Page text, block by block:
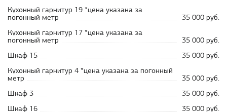
Кухонный гарнитур 19 *цена указана за
погонный метр
35 000 руб.
Кухонный гарнитур 17 *цена указана за
погонный метр
35 000 руб.
Шкаф 15
35 000 руб.
Кухонный гарнитур 4 *цена указана за погонный
метр
35 000 руб.
Шкаф 3
35 000 руб.
Шкаф 16
35 000 руб.